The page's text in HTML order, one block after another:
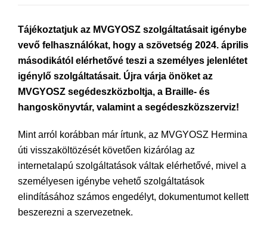
Tájékoztatjuk az MVGYOSZ szolgáltatásait igénybe
vevő felhasználókat, hogy a szövetség 2024. április
másodikától elérhetővé teszi a személyes jelenlétet
igénylő szolgáltatásait. Újra várja önöket az
MVGYOSZ segédeszközboltja, a Braille- és
hangoskönyvtár, valamint a segédeszközszerviz!
Mint arról korábban már írtunk, az MVGYOSZ Hermina
úti visszaköltözését követően kizárólag az
internetalapú szolgáltatások váltak elérhetővé, mivel a
személyesen igénybe vehető szolgáltatások
elindításához számos engedélyt, dokumentumot kellett
beszerezni a szervezetnek.